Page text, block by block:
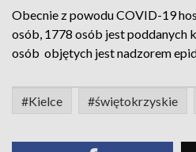
Obecnie z powodu COVID-19
osób, 1778 osób jest poddanych
osób objętych jest nadzorem
#Kielce #świętokrzyskie